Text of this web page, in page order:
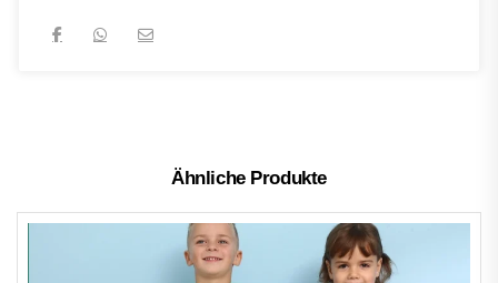
Ähnliche Produkte